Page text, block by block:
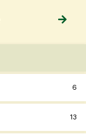
6
13